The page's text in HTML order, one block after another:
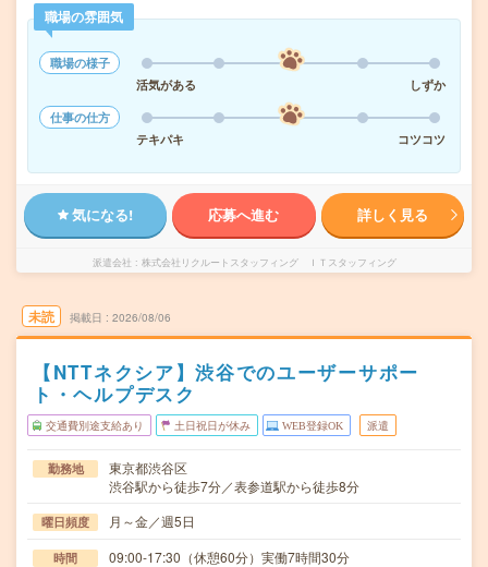
職場の雰囲気
職場の様子
活気がある
しずか
仕事の仕方
テキパキ
コツコツ
気になる! 応募へ進む 詳しく見る
派遣会社 株式会社リクルートスタッフィング ＩＴスタッフィング
未読 掲載日 2026/08/06
【NTTネクシア】渋谷でのユーザーサポー
ト・ヘルプデスク
交通費別途支給あり 土日祝日が休み WEB登録OK 派遣
勤務地
東京都渋谷区
渋谷駅から徒歩7分／表参道駅から徒歩8分
曜日頻度 月～金／週5日
時間 09:00-17:30（休憩60分）実働7時間30分